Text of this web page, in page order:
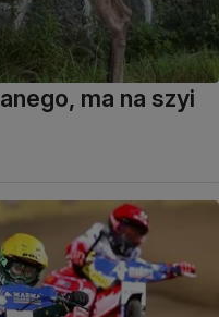
ma na szyi